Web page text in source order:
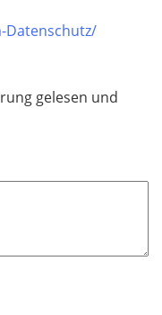
Datenschutz/
gelesen und